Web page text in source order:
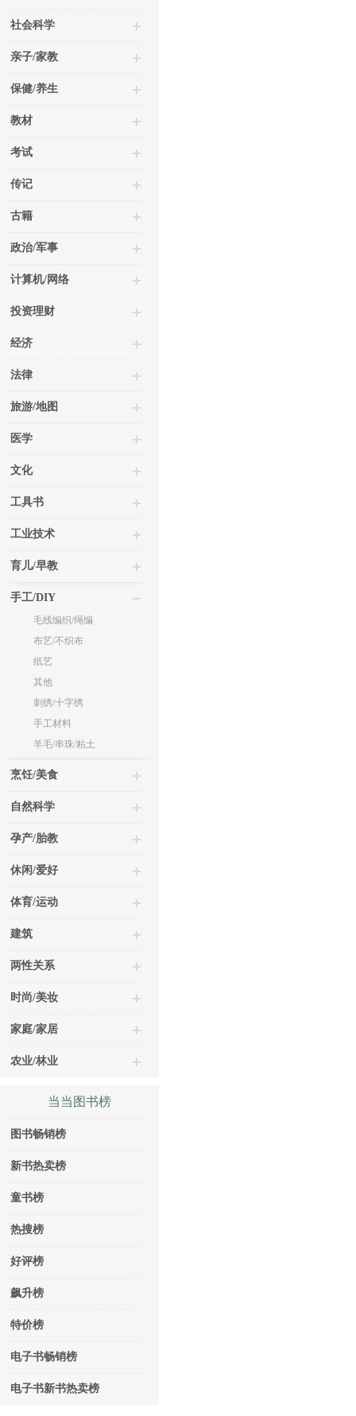
社会科学
亲子/家教
保健/养生
教材
考试
传记
古籍
政治/军事
计算机/网络
投资理财
经济
法律
旅游/地图
医学
文化
工具书
工业技术
育儿/早教
手工/DIY
毛线编织/绳编
布艺/不织布
纸艺
其他
刺绣/十字绣
手工材料
羊毛/串珠/粘土
烹饪/美食
自然科学
孕产/胎教
休闲/爱好
体育/运动
建筑
两性关系
时尚/美妆
家庭/家居
农业/林业
当当图书榜
图书畅销榜
新书热卖榜
童书榜
热搜榜
好评榜
飙升榜
特价榜
电子书畅销榜
电子书新书热卖榜